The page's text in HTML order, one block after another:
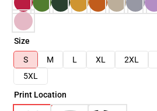
Size
S
M L XL 2XL
5XL
Print Location